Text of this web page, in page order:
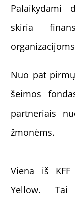
Palaikydami
skiria
Nuo pat
šeimos
partneriais
žmonėms.
Viena iš
Yellow. Tai